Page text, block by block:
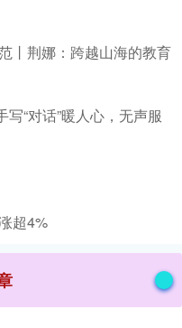
丨荆娜：跨越山海的教育
“对话”暖人心，无声服
超4%